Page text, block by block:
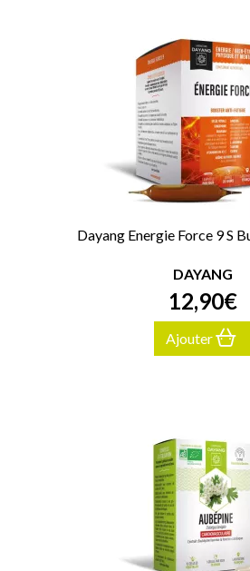
Dayang Energie Force 9 S
DAYANG
12,90€
Ajouter